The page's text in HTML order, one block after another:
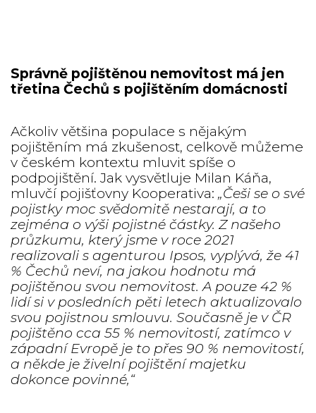
Správně pojištěnou nemovitost má jen
třetina Čechů s pojištěním domácnosti
Ačkoliv většina populace s nějakým
pojištěním má zkušenost, celkově můžeme
v českém kontextu mluvit spíše o
podpojištění. Jak vysvětluje Milan Káňa,
mluvčí pojišťovny Kooperativa:„Češi se o své
pojistky moc svědomitě nestarají, a to
zejména o výši pojistné částky. Z našeho
průzkumu, který jsme v roce 2021
realizovali s agenturou Ipsos, vyplývá, že 41
% Čechů neví, na jakou hodnotu má
pojištěnou svou nemovitost. A pouze 42 %
lidí si v posledních pěti letech aktualizovalo
svou pojistnou smlouvu. Současně je v ČR
pojištěno cca 55 % nemovitostí, zatímco v
západní Evropě je to přes 90 % nemovitostí,
a někde je živelní pojištění majetku
dokonce povinné,“